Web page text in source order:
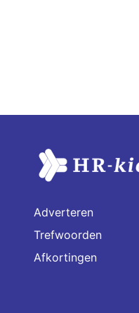
Adverteren
Trefwoorden
Afkortingen